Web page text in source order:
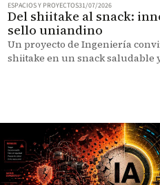
ESPACIOS Y PROYECTOS31/07/2026
Del shiitake al snack:
sello uniandino
Un proyecto de Ingeniería
shiitake en un snack saludable